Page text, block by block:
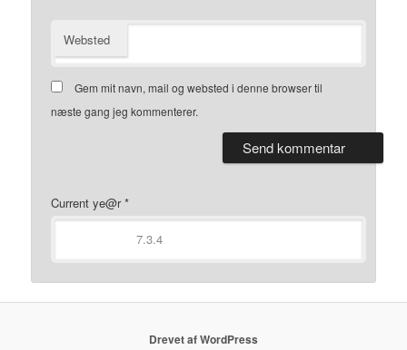
Websted
Gem mit navn, mail og websted i denne browser til
næste gang jeg kommenterer.
Current ye@r*
Drevet af WordPress